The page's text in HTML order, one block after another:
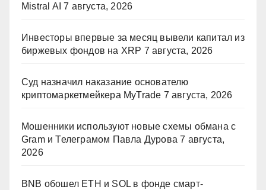
Mistral AI 7 августа, 2026
Инвесторы впервые за месяц вывели капитал из
биржевых фондов на XRP 7 августа, 2026
Суд назначил наказание основателю
криптомаркетмейкера MyTrade 7 августа, 2026
Мошенники используют новые схемы обмана с
Gram и Телеграмом Павла Дурова 7 августа,
2026
BNB обошел ETH и SOL в фонде смарт-